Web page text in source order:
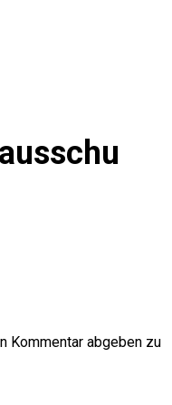
Kommentar abgeben zu